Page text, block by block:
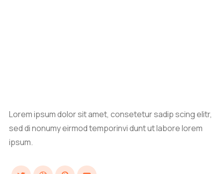
Lorem ipsum dolor sit amet, consetetur sadip scing elitr,
sed di nonumy eirmod temporinvi dunt ut labore lorem
ipsum.
TwitterDribbblePinterestYouTube